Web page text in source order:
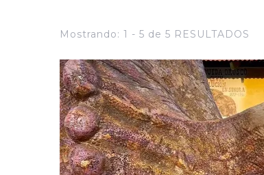
Mostrando: 1 - 5 de 5 RESULTADOS